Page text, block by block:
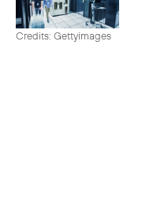
Credits: Gettyimages